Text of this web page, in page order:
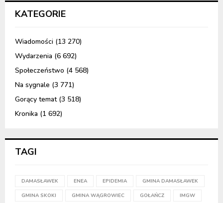
KATEGORIE
Wiadomości (13 270)
Wydarzenia (6 692)
Społeczeństwo (4 568)
Na sygnale (3 771)
Gorący temat(3 518)
Kronika (1 692)
TAGI
DAMASŁAWEK ENEA EPIDEMIA GMINA DAMASŁAWEK
GMINA SKOKI GMINA WĄGROWIEC GOŁAŃCZ IMGW